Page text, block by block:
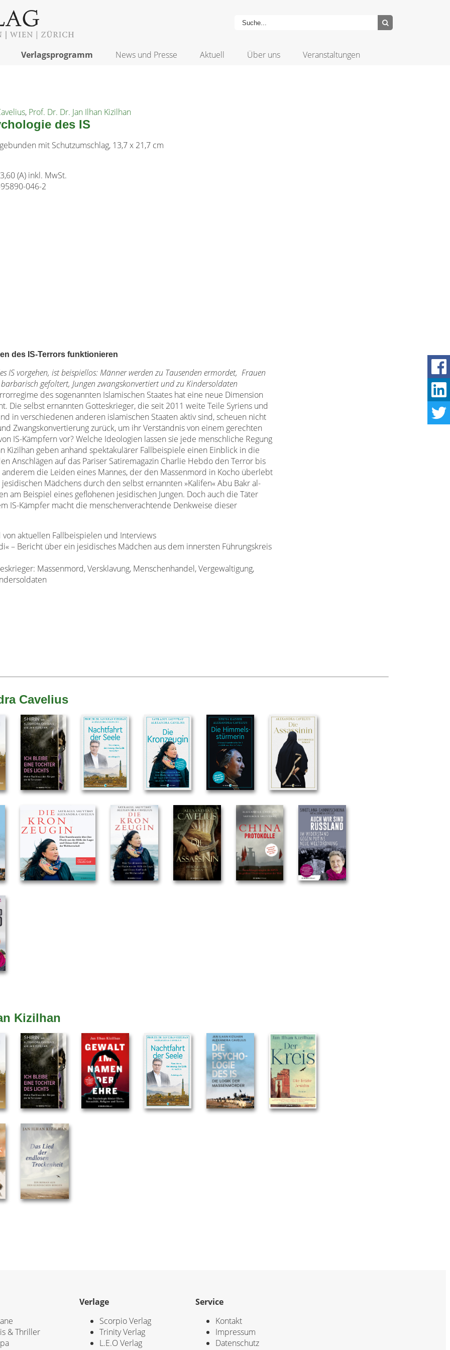
Verlagsprogramm News und Presse Aktuell Über uns Veranstaltungen
, Prof. Dr. Dr. Jan Ilhan Kizilhan
des IS
mit Schutzumschlag, 13,7 x 21,7 cm
(A) inkl. MwSt.
046-2
des IS-Terrors funktionieren
IS vorgehen, ist beispiellos: Männer werden zu Tausenden ermordet, Frauen
gefoltert, Jungen zwangskonvertiert und zu Kindersoldaten
des sogenannten Islamischen Staates hat eine neue Dimension
Die selbst ernannten Gotteskrieger, die seit 2011 weite Teile Syriens und
in verschiedenen anderen islamischen Staaten aktiv sind, scheuen nicht
Zwangskonvertierung zurück, um ihr Verständnis von einem gerechten
IS-Kämpfern vor? Welche Ideologien lassen sie jede menschliche Regung
Kizilhan geben anhand spektakulärer Fallbeispiele einen Einblick in die
Anschlägen auf das Pariser Satiremagazin Charlie Hebdo den Terror bis
die Leiden eines Mannes, der den Massenmord in Kocho überlebt
Mädchens durch den selbst ernannten »Kalifen« Abu Bakr al-
am Beispiel eines geflohenen jesidischen Jungen. Doch auch die Täter
IS-Kämpfer macht die menschenverachtende Denkweise dieser
aktuellen Fallbeispielen und Interviews
– Bericht über ein jesidisches Mädchen aus dem innersten Führungskreis
Massenmord, Versklavung, Menschenhandel, Vergewaltigung,
Cavelius
Kizilhan
& Thriller
Verlage
Scorpio Verlag
Trinity Verlag
L.E.O Verlag
Service
Kontakt
Impressum
Datenschutz